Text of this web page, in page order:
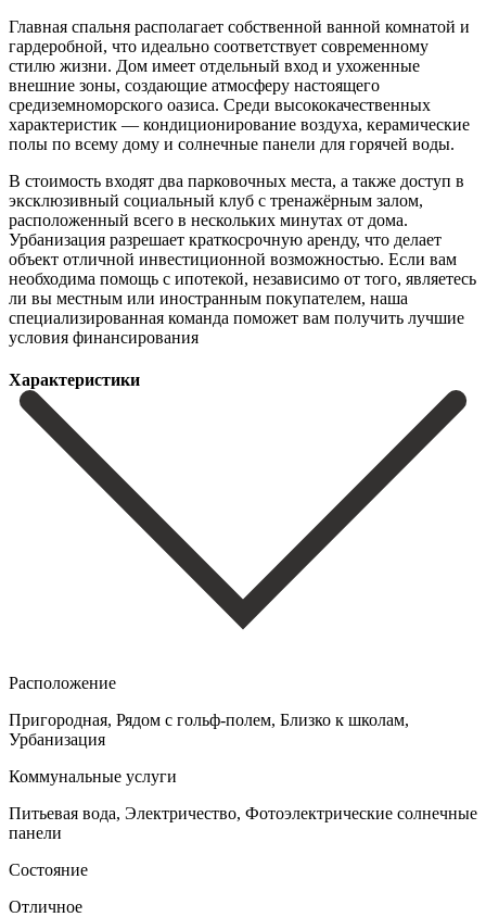
Главная спальня располагает собственной ванной комнатой и
гардеробной, что идеально соответствует современному
стилю жизни. Дом имеет отдельный вход и ухоженные
внешние зоны, создающие атмосферу настоящего
средиземноморского оазиса. Среди высококачественных
характеристик — кондиционирование воздуха, керамические
полы по всему дому и солнечные панели для горячей воды.
В стоимость входят два парковочных места, а также доступ в
эксклюзивный социальный клуб с тренажёрным залом,
расположенный всего в нескольких минутах от дома.
Урбанизация разрешает краткосрочную аренду, что ‌делает
‌объект ‌отличной ‌инвестиционной возможностью. Если ‌вам
необходима ‌помощь с ипотекой, независимо от того, являетесь
ли ‌вы местным ‌или иностранным ‌покупателем, наша
специализированная ‌команда ‌поможет ‌вам ‌получить ‌лучшие
‌условия ‌финансирования
Характеристики
Расположение
Пригородная, Рядом с гольф-полем, Близко к школам,
Урбанизация
Коммунальные услуги
Питьевая вода, Электричество, Фотоэлектрические солнечные
панели
Состояние
Отличное